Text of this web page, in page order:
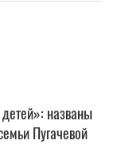
названы
Пугачевой